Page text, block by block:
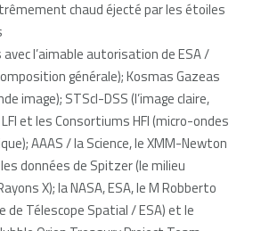
chaud éjecté par les étoiles
l’aimable autorisation de ESA /
générale); Kosmas Gazeas
image); STScI-DSS (l’image claire,
et les Consortiums HFI (micro-ondes
AAAS / la Science, le XMM-Newton
les données de Spitzer (le milieu
X); la NASA, ESA, le M Robberto
de Télescope Spatial / ESA) et le